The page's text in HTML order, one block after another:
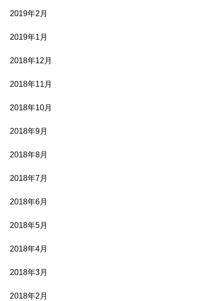
2019年2月
2019年1月
2018年12月
2018年11月
2018年10月
2018年9月
2018年8月
2018年7月
2018年6月
2018年5月
2018年4月
2018年3月
2018年2月